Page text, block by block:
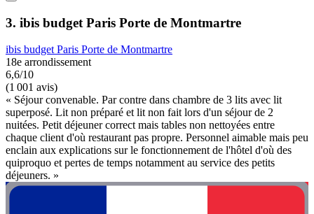
3. ibis budget Paris Porte de Montmartre
ibis budget Paris Porte de Montmartre
18e arrondissement
6,6/10
(1 001 avis)
« Séjour convenable. Par contre dans chambre de 3 lits avec lit
superposé. Lit non préparé et lit non fait lors d'un séjour de 2
nuitées. Petit déjeuner correct mais tables non nettoyées entre
chaque client d'où restaurant pas propre. Personnel aimable mais peu
enclain aux explications sur le fonctionnement de l'hôtel d'où des
quiproquo et pertes de temps notamment au service des petits
déjeuners. »